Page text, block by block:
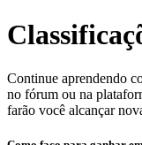
Continue aprendendo
no fórum ou na
farão você alcançar